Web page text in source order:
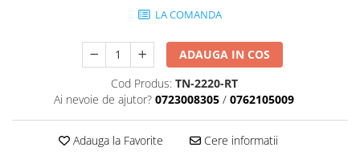
LA COMANDA
ADAUGA IN COS
Cod Produs: TN-2220-RT
Ai nevoie de ajutor? 0723008305 / 0762105009
Adauga la Favorite Cere informatii